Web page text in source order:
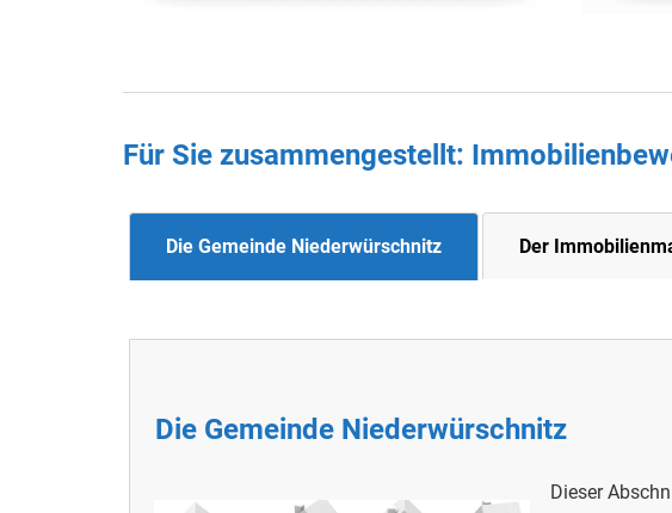
Für Sie zusammengestellt :
Die Gemeinde Niederwürschnitz Der
Die Gemeinde Niederwürschnitz
Dieser